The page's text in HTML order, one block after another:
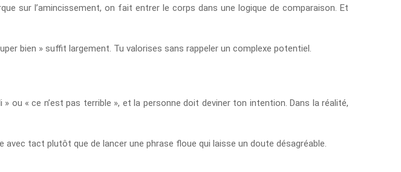
sur l’amincissement, on fait entrer le corps dans une logique de comparaison. Et
bien » suffit largement. Tu valorises sans rappeler un complexe potentiel.
ou « ce n’est pas terrible », et la personne doit deviner ton intention. Dans la réalité,
tact plutôt que de lancer une phrase floue qui laisse un doute désagréable.